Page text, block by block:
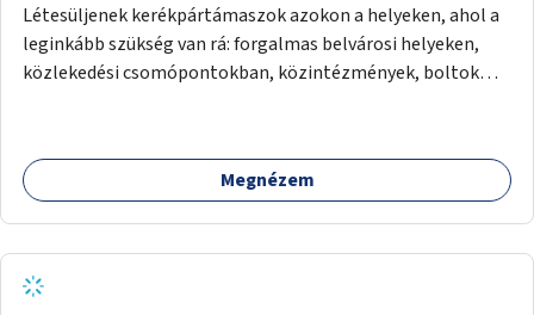
Létesüljenek kerékpártámaszok azokon a helyeken, ahol a
leginkább szükség van rá: forgalmas belvárosi helyeken,
közlekedési csomópontokban, közintézmények, boltok
Megnézem